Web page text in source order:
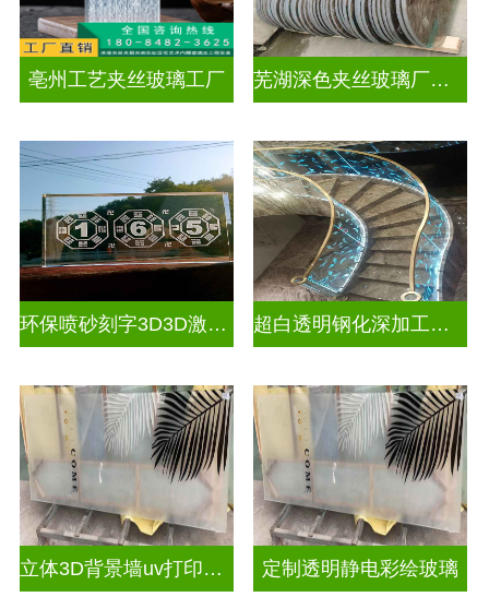
亳州工艺夹丝玻璃工厂 芜湖深色夹丝玻璃厂家电话
环保喷砂刻字3D3D激光内雕玻璃 超白透明钢化深加工激光内雕屏风
立体3D背景墙uv打印玻璃 定制透明静电彩绘玻璃